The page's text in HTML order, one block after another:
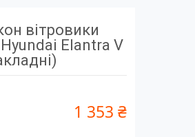
вітровики
Elantra V
1 353 ₴